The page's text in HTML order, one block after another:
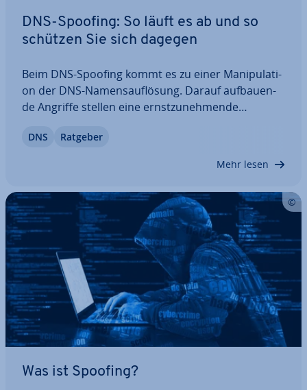
DNS-Spoofing: So läuft es ab und so
schützen Sie sich dagegen
Beim DNS-Spoofing kommt es zu einer Ma­ni­pu­la­ti­
on der DNS-Na­mens­auf­lö­sung. Darauf auf­bau­en­
de Angriffe stellen eine ernst­zu­neh­men­de
die ver­schie­de­nen An­griffs­va­ri­an­ten genau funk­
DNS Ratgeber
Mehr lesen
Was ist Spoofing?